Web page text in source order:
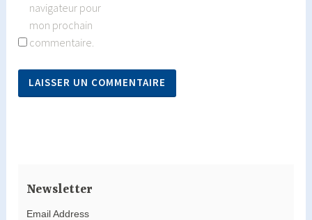
navigateur pour
mon prochain
commentaire.
Newsletter
Email Address